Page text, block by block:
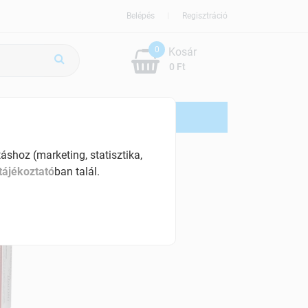
Regisztráció
Belépés
0
0 Ft
Kosár
(marketing, statisztika,
ban talál.